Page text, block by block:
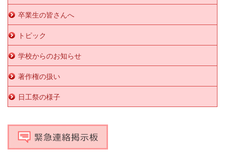
卒業生の皆さんへ
トピック
学校からのお知らせ
著作権の扱い
日工祭の様子